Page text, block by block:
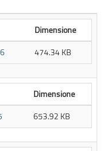
Dimensione
474.34 KB
Dimensione
653.92 KB